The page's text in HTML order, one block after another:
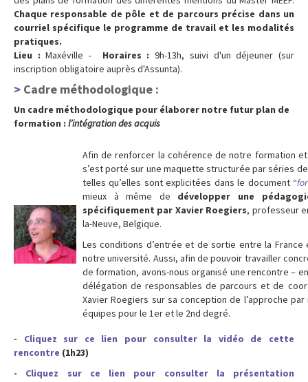
Chaque responsable de pôle et de parcours précise dans un
courriel spécifique le programme de travail et les modalités
pratiques.
Lieu :Maxéville - Horaires :9h-13h, suivi d'un déjeuner (sur
inscription obligatoire auprès d'Assunta).
Cadre méthodologique :
Un cadre méthodologique pour élaborer notre futur plan de
formation : l’intégration des acquis
Afin de renforcer la cohérence de notre formation
s’est porté sur une maquette structurée par séries
telles qu’elles sont explicitées dans le document “
mieux à même de développer une
spécifiquement par Xavier Roegiers, professeur
la-Neuve, Belgique.
Les conditions d’entrée et de sortie entre la
notre université. Aussi, afin de pouvoir travailler
de formation, avons-nous organisé une rencontre –
délégation de responsables de parcours et de
Xavier Roegiers sur sa conception de l’approche
équipes pour le 1er et le 2nd degré.
- Cliquez sur ce lien pour consulter la vidéo de cette
rencontre (1h23)
- Cliquez sur ce lien pour consulter la présentation